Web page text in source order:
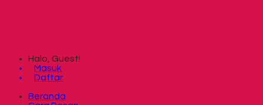
Halo, Guest!
Masuk
Daftar
Beranda